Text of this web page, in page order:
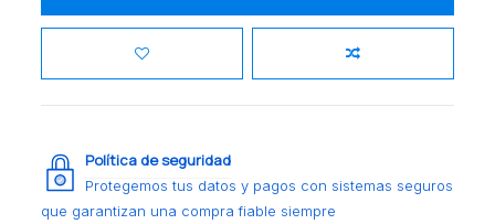
Política de seguridad
Protegemos tus datos y pagos con sistemas seguros
que garantizan una compra fiable siempre